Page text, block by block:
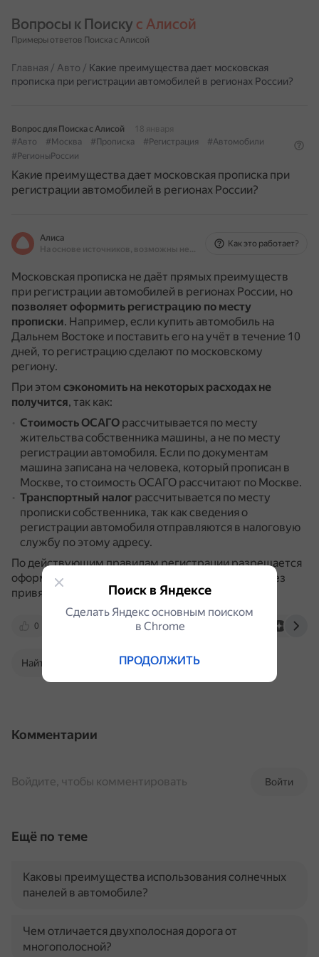
Вопросы к Поиску с Алисой
Примеры ответов Поиска с Алисой
Главная / Авто / Какие преимущества дает московская
прописка при регистрации автомобилей в регионах России?
Вопрос для Поиска с Алисой
18 января
#Авто
#Москва #Прописка #Регистрация
#Автомобили
#РегионыРоссии
Какие преимущества дает московская прописка при
регистрации автомобилей в регионах России?
Алиса
На основе источников, возможны неточности
Как это работает?
Московская прописка не даёт прямых преимуществ
при регистрации автомобилей в регионах России, но
позволяет оформить регистрацию по месту
прописки. Например, если купить автомобиль на
Дальнем Востоке и поставить его на учёт в течение 10
дней, то регистрацию сделают по московскому
региону.
При этом сэкономить на некоторых расходах не
получится, так как:
Стоимость ОСАГО рассчитывается по месту
жительства собственника машины, а не по месту
регистрации автомобиля. Если по документам
машина записана на человека, который прописан в
Москве, то стоимость ОСАГО рассчитают по Москве.
Транспортный налог рассчитывается по месту
прописки собственника, так как сведения о
регистрации автомобиля отправляются в налоговую
службу по этому адресу.
По действующим правилам регистрации разрешается
оформить автомобиль в любом регионе России без
привязки к месту жительства собственника.
0 otvet.mail.ru dzen.ru
Найти в Поиске
Комментарии
Войти
Войдите, чтобы комментировать
Ещё по теме
Каковы преимущества использования солнечных
панелей в автомобиле?
Чем отличается двухполосная дорога от
многополосной?
Поиск в Яндексе
Сделать Яндекс основным поиском
в Сhrome
ПРОДОЛЖИТЬ